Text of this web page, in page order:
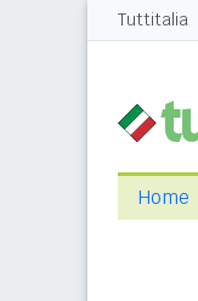
Tuttitalia
Home